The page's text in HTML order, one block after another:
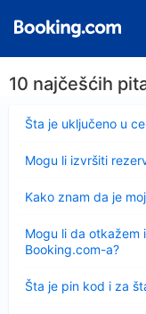
10 najčešćih
Šta je uključeno u
Sažeto
Mogu li izvršiti
Kako znam da je
Mogu li da otkažem
Booking.com-a?
Šta je pin kod i za
Sažeto